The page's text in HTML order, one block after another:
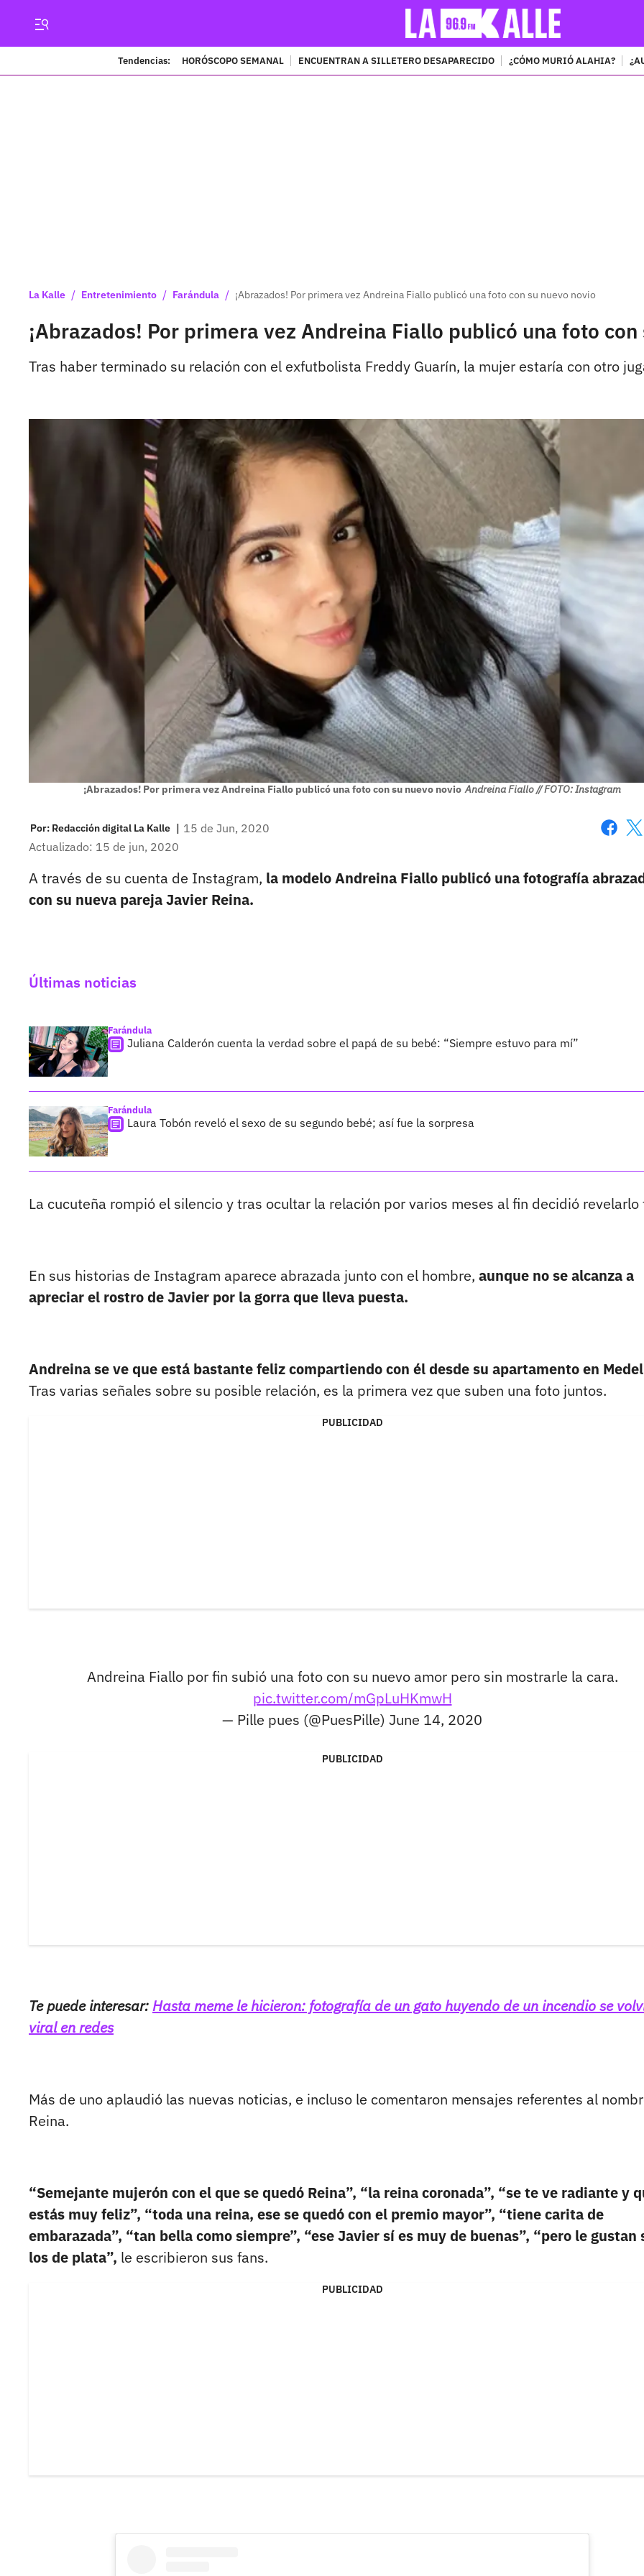
Tendencias: HORÓSCOPO SEMANAL ENCUENTRAN A SILLETERO DESAPARECIDO ¿CÓMO MURIÓ ALAHIA?
La Kalle / Entretenimiento / Farándula / ¡Abrazados! Por primera vez Andreina Fiallo publicó una foto con su nuevo novio
¡Abrazados! Por primera vez Andreina Fiallo publicó una foto
Tras haber terminado su relación con el exfutbolista Freddy Guarín, la mujer estaría con otro
¡Abrazados! Por primera vez Andreina Fiallo publicó una foto con su nuevo novio Andreina Fiallo // FOTO: Instagram
Por: Redacción digital La Kalle | 15 de Jun, 2020
Actualizado: 15 de jun, 2020
A través de su cuenta de Instagram, la modelo Andreina Fiallo publicó una fotografía
con su nueva pareja Javier Reina.
Últimas noticias
Farándula
Juliana Calderón cuenta la verdad sobre el papá de su bebé: “Siempre estuvo para mí”
Farándula
Laura Tobón reveló el sexo de su segundo bebé; así fue la sorpresa
La cucuteña rompió el silencio y tras ocultar la relación por varios meses al fin decidió revelarlo
En sus historias de Instagram aparece abrazada junto con el hombre, aunque no se alcanza a
apreciar el rostro de Javier por la gorra que lleva puesta.
Andreina se ve que está bastante feliz compartiendo con él desde su apartamento en
Tras varias señales sobre su posible relación, es la primera vez que suben una foto juntos.
PUBLICIDAD
Andreina Fiallo por fin subió una foto con su nuevo amor pero sin mostrarle la cara.
pic.twitter.com/mGpLuHKmwH
— Pille pues (@PuesPille) June 14, 2020
PUBLICIDAD
Te puede interesar:Hasta meme le hicieron: fotografía de un gato huyendo de un incendio se
viral en redes
Más de uno aplaudió las nuevas noticias, e incluso le comentaron mensajes referentes al
Reina.
“Semejante mujerón con el que se quedó Reina”, “la reina coronada”, “se te ve radiante y
estás muy feliz”, “toda una reina, ese se quedó con el premio mayor”, “tiene carita de
embarazada”, “tan bella como siempre”, “ese Javier sí es muy de buenas”, “pero le gustan
los de plata”, le escribieron sus fans.
PUBLICIDAD